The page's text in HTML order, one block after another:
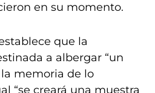
en su momento.
que la
a albergar “un
memoria de lo
“se creará una muestra